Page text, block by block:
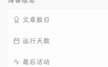
文章数目
运行天数
最后活动